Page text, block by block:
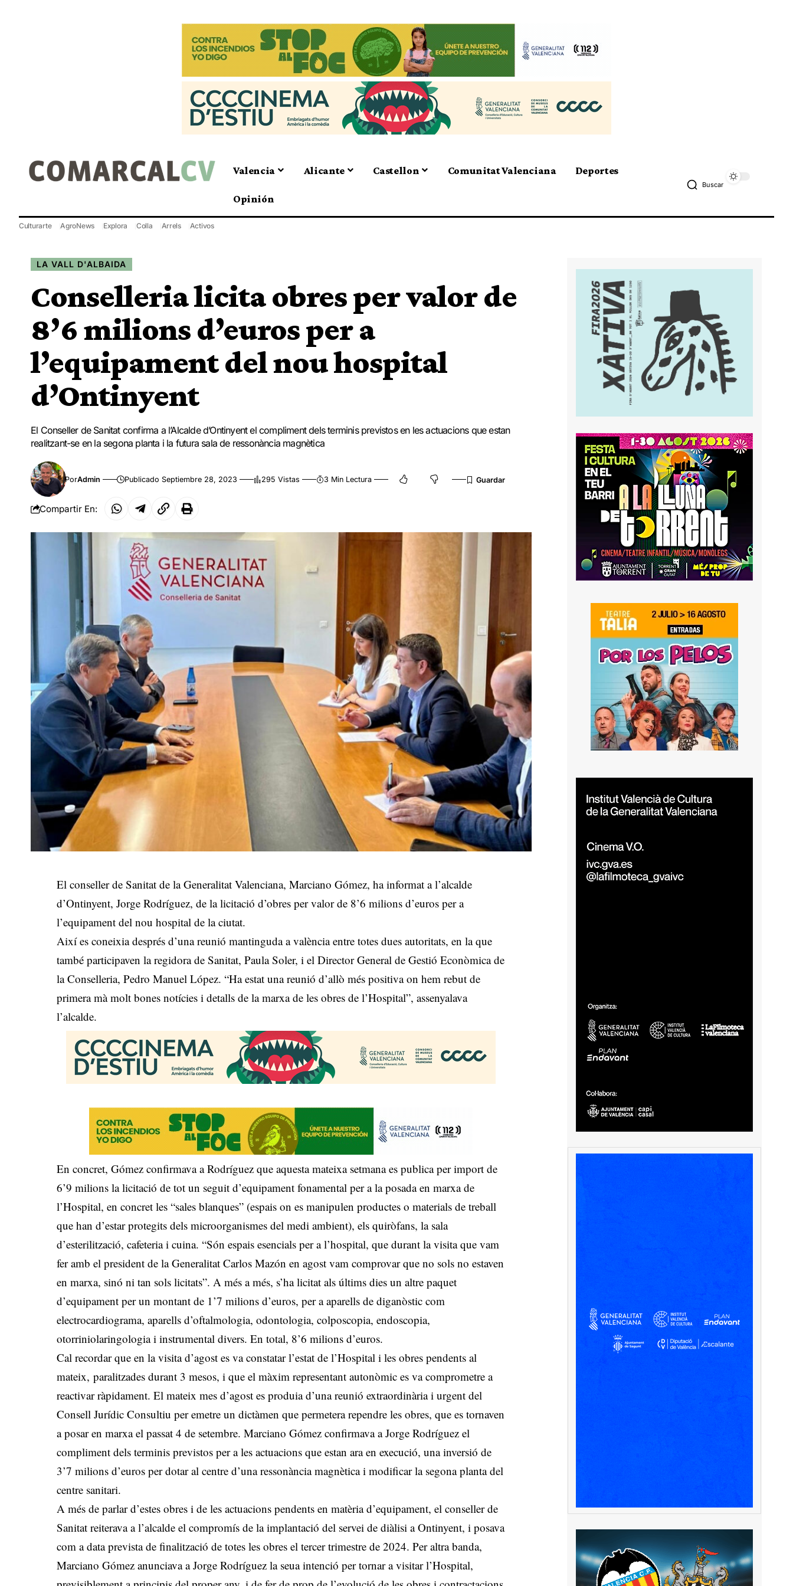
Valencia Alicante Castellon Comunitat Valenciana Deportes
Opinión
Buscar
Culturarte AgroNews Explora Colla Arrels Activos
LA VALL D'ALBAIDA
Conselleria licita obres per valor de
8’6 milions d’euros per a
l’equipament del nou hospital
d’Ontinyent
El Conseller de Sanitat confirma a l’Alcalde d’Ontinyent el compliment dels terminis previstos en les actuacions que estan
realitzant-se en la segona planta i la futura sala de ressonància magnètica
PorAdmin Publicado Septiembre 28, 2023 295 Vistas 3 Min Lectura
Compartir En:
El conseller de Sanitat de la Generalitat Valenciana, Marciano Gómez, ha informat a l’alcalde
d’Ontinyent, Jorge Rodríguez, de la licitació d’obres per valor de 8’6 milions d’euros per a
l’equipament del nou hospital de la ciutat.
Així es coneixia després d’una reunió mantinguda a valència entre totes dues autoritats, en la que
també participaven la regidora de Sanitat, Paula Soler, i el Director General de Gestió Econòmica de
la Conselleria, Pedro Manuel López. “Ha estat una reunió d’allò més positiva on hem rebut de
primera mà molt bones notícies i detalls de la marxa de les obres de l’Hospital”, assenyalava
l’alcalde.
En concret, Gómez confirmava a Rodríguez que aquesta mateixa setmana es publica per import de
6’9 milions la licitació de tot un seguit d’equipament fonamental per a la posada en marxa de
l’Hospital, en concret les “sales blanques” (espais on es manipulen productes o materials de treball
que han d’estar protegits dels microorganismes del medi ambient), els quiròfans, la sala
d’esterilització, cafeteria i cuina. “Són espais esencials per a l’hospital, que durant la visita que vam
fer amb el president de la Generalitat Carlos Mazón en agost vam comprovar que no sols no estaven
en marxa, sinó ni tan sols licitats”. A més a més, s’ha licitat als últims dies un altre paquet
d’equipament per un montant de 1’7 milions d’euros, per a aparells de diganòstic com
electrocardiograma, aparells d’oftalmologia, odontologia, colposcopia, endoscopia,
otorriniolaringologia i instrumental divers. En total, 8’6 milions d’euros.
Cal recordar que en la visita d’agost es va constatar l’estat de l’Hospital i les obres pendents al
mateix, paralitzades durant 3 mesos, i que el màxim representant autonòmic es va comprometre a
reactivar ràpidament. El mateix mes d’agost es produia d’una reunió extraordinària i urgent del
Consell Jurídic Consultiu per emetre un dictàmen que permetera rependre les obres, que es tornaven
a posar en marxa el passat 4 de setembre. Marciano Gómez confirmava a Jorge Rodríguez el
compliment dels terminis previstos per a les actuacions que estan ara en execució, una inversió de
3’7 milions d’euros per dotar al centre d’una ressonància magnètica i modificar la segona planta del
centre sanitari.
A més de parlar d’estes obres i de les actuacions pendents en matèria d’equipament, el conseller de
Sanitat reiterava a l’alcalde el compromís de la implantació del servei de diàlisi a Ontinyent, i posava
com a data prevista de finalització de totes les obres el tercer trimestre de 2024. Per altra banda,
Marciano Gómez anunciava a Jorge Rodríguez la seua intenció per tornar a visitar l’Hospital,